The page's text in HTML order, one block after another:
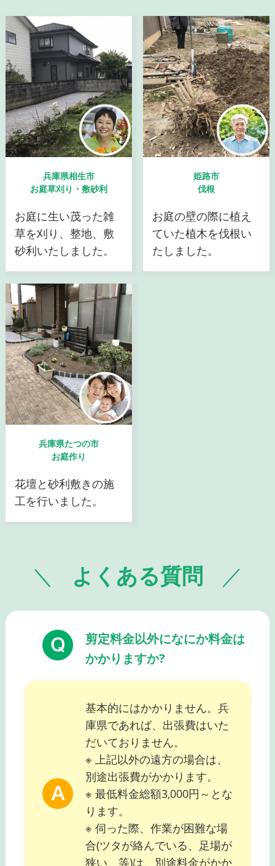
兵庫県相生市
お庭草刈り・敷砂利
お庭に生い茂った雑
草を刈り、整地、敷
砂利いたしました。
姫路市
伐根
お庭の壁の際に植え
ていた植木を伐根い
たしました。
兵庫県たつの市
お庭作り
花壇と砂利敷きの施
工を行いました。
よくある質問
剪定料金以外になにか料金は
かかりますか?
基本的にはかかりません。兵
庫県であれば、出張費はいた
だいておりません。
※ 上記以外の遠方の場合は、
別途出張費がかかります。
※ 最低料金総額3,000円～とな
ります。
※ 伺った際、作業が困難な場
合(ツタが絡んでいる、足場が
狭い、等)は、別途料金がかか